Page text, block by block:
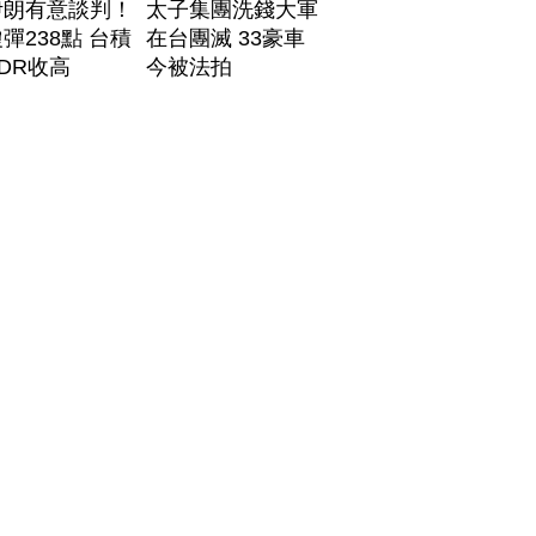
有意談判！
238點 台積
收高
太子集團洗錢大軍
在台團滅 33豪車
今被法拍